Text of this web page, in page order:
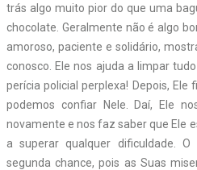
trás algo muito pior do que uma
chocolate. Geralmente não é algo
amoroso, paciente e solidário,
conosco. Ele nos ajuda a limpar
perícia policial perplexa! Depois, Ele
podemos confiar Nele. Daí, Ele
novamente e nos faz saber que Ele
a superar qualquer dificuldade.
segunda chance, pois as Suas